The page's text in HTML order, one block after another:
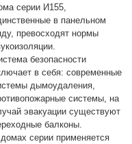
серии И155,
в панельном
превосходят нормы
безопасности
в себя: современные
дымоудаления,
системы, на
эвакуации существуют
балконы.
серии применяется